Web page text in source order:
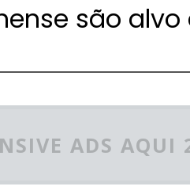
são alvo
ADS AQUI